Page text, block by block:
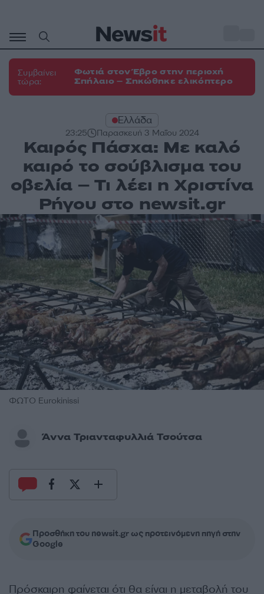
περιεχόμενο
Συμβαίνει
τώρα:
Φωτιά στον Έβρο στην περιοχή
Σπήλαιο – Σηκώθηκε ελικόπτερο
Ελλάδα
23:25 Παρασκευή 3 Μαΐου 2024
Καιρός Πάσχα: Με καλό
καιρό το σούβλισμα του
οβελία – Τι λέει η Χριστίνα
Ρήγου στο newsit.gr
ΦΩΤΟ Eurokinissi
Άννα Τριανταφυλλιά Τσούτσα
Προσθήκη του newsit.gr ως προτεινόμενη πηγή στην
Google
Πρόσκαιρη φαίνεται ότι θα είναι η μεταβολή του